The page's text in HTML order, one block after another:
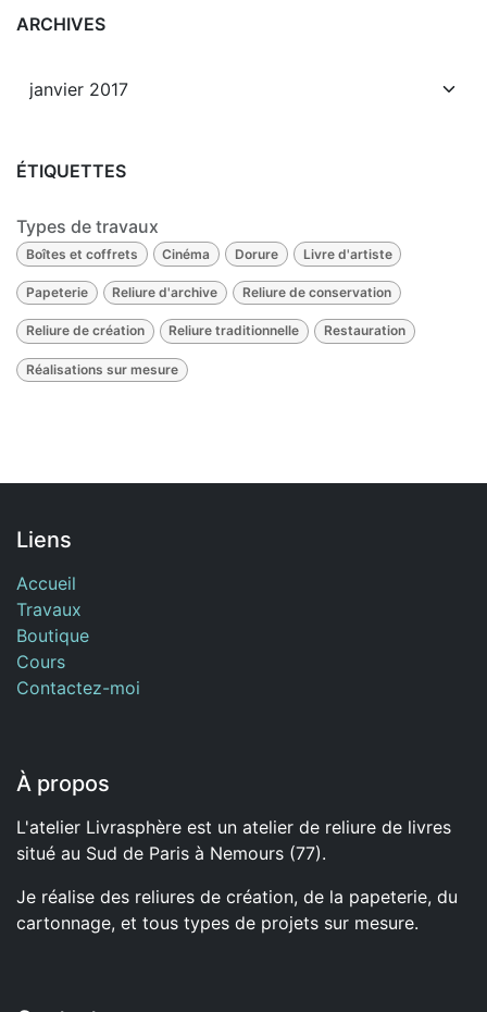
ARCHIVES
ÉTIQUETTES
Types de travaux
Boîtes et coffrets Cinéma Dorure Livre d'artiste
Papeterie Reliure d'archive Reliure de conservation
Reliure de création Reliure traditionnelle Restauration
Réalisations sur mesure
Liens
Accueil
Travaux
Boutique
Cours
Contactez-moi
À propos
L'atelier Livrasphère est un atelier de reliure de livres
situé au Sud de Paris à Nemours (77).
Je réalise des reliures de création, de la papeterie, du
cartonnage, et tous types de projets sur mesure.